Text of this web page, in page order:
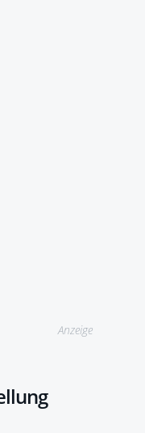
Anzeige